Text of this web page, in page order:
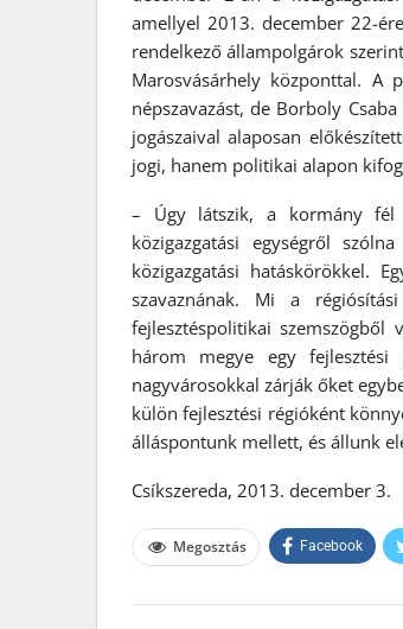
amellyel 2013. december 22-
rendelkező állampolgárok
Marosvásárhely központtal.
népszavazást, de Borboly
jogászaival alaposan
jogi, hanem politikai alapon
– Úgy látszik, a kormány fél
közigazgatási egységről
közigazgatási hatáskörökkel.
szavaznának. Mi a
fejlesztéspolitikai
három megye egy
nagyvárosokkal zárják őket
külön fejlesztési régióként
álláspontunk mellett, és állunk
Csíkszereda, 2013. december 3.
Megosztás Facebook